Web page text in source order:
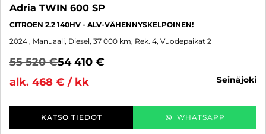
Adria TWIN 600 SP
CITROEN 2.2 140HV - ALV-VÄHENNYSKELPOINEN!
2024 , Manuaali, Diesel, 37 000 km, Rek. 4, Vuodepaikat 2
55 520 €54 410 €
alk. 468 € / kk
seinäjoki
KATSO TIEDOT WHATSAPP